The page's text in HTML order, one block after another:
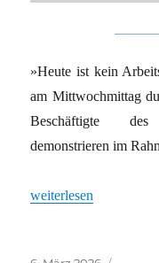
»Heute ist kein
am Mittwochmittag
Beschäftigte
demonstrieren im
„Sana-Klinikum
weiterlesen